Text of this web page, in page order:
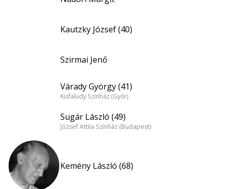
Kautzky József (40)
Szirmai Jenő
Várady György (41)
Kisfaludy Színház (Győr)
Sugár László (49)
József Attila Színház (Budapest)
Kemény László (68)